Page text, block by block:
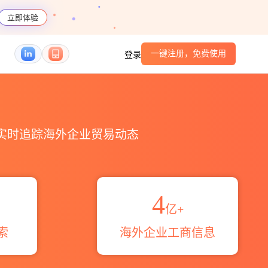
立即体验
登录 一键注册，免费使用
时追踪海外企业贸易动态
4亿+
海外企业工商信息